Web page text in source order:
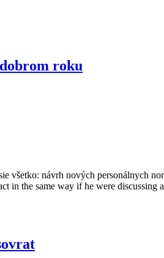
roku
všetko: návrh nových personálnych
in the same way if he were